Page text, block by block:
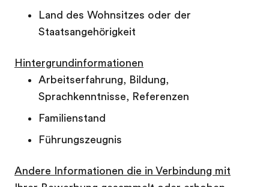
Land des Wohnsitzes oder der
Staatsangehörigkeit
Hintergrundinformationen
Arbeitserfahrung, Bildung,
Sprachkenntnisse, Referenzen
Familienstand
Führungszeugnis
Andere Informationen die in Verbindung mit